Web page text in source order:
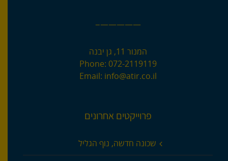
—————–
המנור 11, גן יבנה
Phone: 072-2119119
Email: info@atir.co.il
פרוייקטים אחרונים
שכונה חדשה, נוף הגליל